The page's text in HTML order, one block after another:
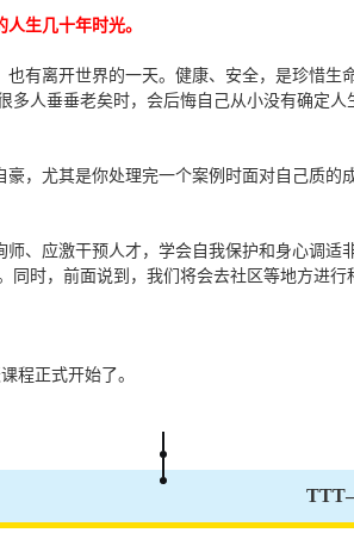
生几十年时光。
也有离开世界的一天。健康、安全，是珍惜
多人垂垂老矣时，会后悔自己从小没有确定人
尤其是你处理完一个案例时面对自己质的
应激干预人才，学会自我保护和身心调适
同时，前面说到，我们将会去社区等地方进
程正式开始了。